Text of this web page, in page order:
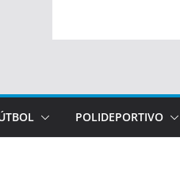
POLIDEPORTIVO